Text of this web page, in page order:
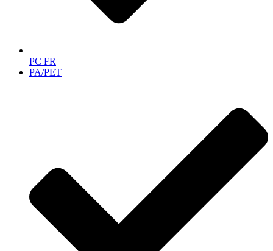
PC FR
PA/PET